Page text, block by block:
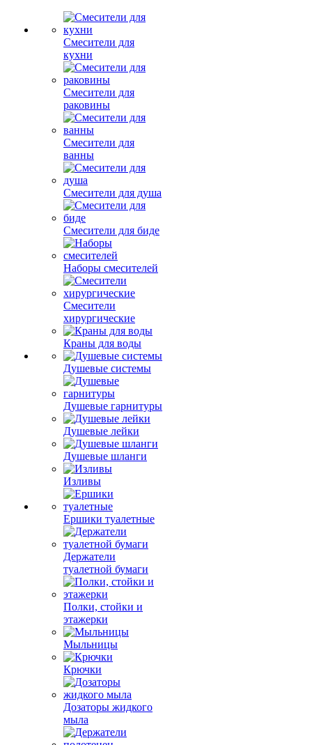
Смесители для
кухни
Смесители для
раковины
Смесители для
ванны
Смесители для душа
Смесители для биде
Наборы смесителей
Смесители
хирургические
Краны для воды
Душевые системы
Душевые гарнитуры
Душевые лейки
Душевые шланги
Изливы
Ершики туалетные
Держатели
туалетной бумаги
Полки, стойки и
этажерки
Мыльницы
Крючки
Дозаторы жидкого
мыла